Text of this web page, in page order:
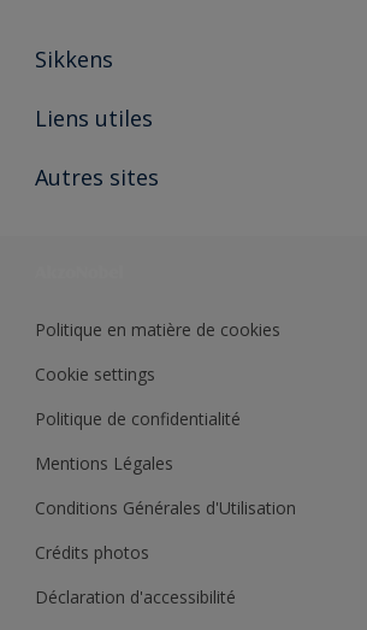
Sikkens
A propos de Sikkens
Liens utiles
Ouvrir un magasin PASS
Autres sites
Politique en matière de cookies
Cookie settings
Politique de confidentialité
Mentions Légales
Conditions Générales d'Utilisation
Crédits photos
Déclaration d'accessibilité